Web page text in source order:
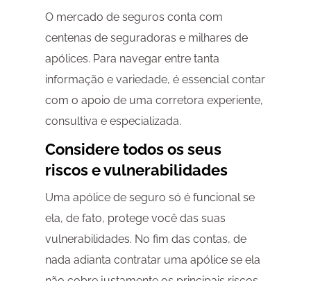
O mercado de seguros conta com
centenas de seguradoras e milhares de
apólices. Para navegar entre tanta
informação e variedade, é essencial contar
com o apoio de uma corretora experiente,
consultiva e especializada.
Considere todos os seus
riscos e vulnerabilidades
Uma apólice de seguro só é funcional se
ela, de fato, protege você das suas
vulnerabilidades. No fim das contas, de
nada adianta contratar uma apólice se ela